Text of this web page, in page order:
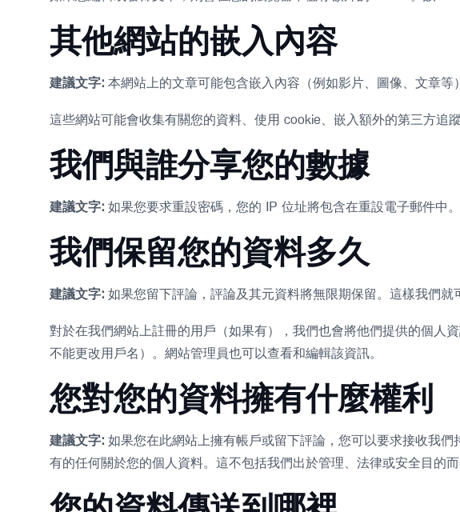
其他網站的嵌入內容
建議文字: 本網站上的文章可能包含嵌入內容（例如影片、圖像、文章
這些網站可能會收集有關您的資料、使用 cookie、嵌入額外的第三方追
我們與誰分享您的數據
建議文字: 如果您要求重設密碼，您的 IP 位址將包含在重設電子郵件中。
我們保留您的資料多久
建議文字: 如果您留下評論，評論及其元資料將無限期保留。這樣我們
對於在我們網站上註冊的用戶（如果有），我們也會將他們提供的個人
不能更改用戶名）。網站管理員也可以查看和編輯該資訊。
您對您的資料擁有什麼權利
建議文字: 如果您在此網站上擁有帳戶或留下評論，您可以要求接收我
有的任何關於您的個人資料。這不包括我們出於管理、法律或安全目的而